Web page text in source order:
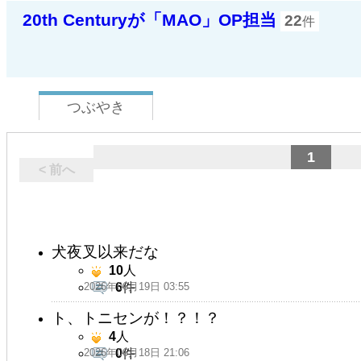
20th Centuryが「MAO」OP担当 22件
つぶやき
< 前へ
1
犬夜叉以来だな
2026年06月19日 03:55
10人
6件
ト、トニセンが！？！？
2026年06月18日 21:06
4人
0件